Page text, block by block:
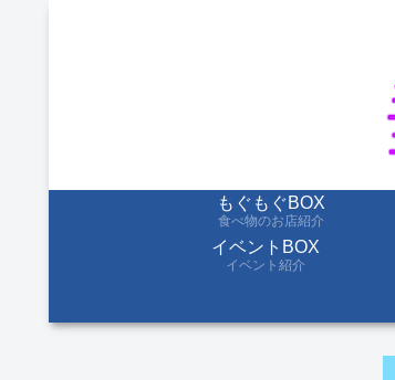
もぐもぐBOX
食べ物のお店紹介
イベントBOX
イベント紹介